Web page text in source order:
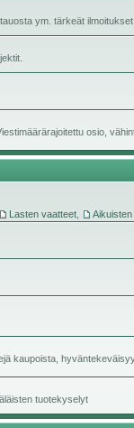
ym. tärkeät ilmoitukset
osio,
Lasten vaatteet
kaupoista,
tuotekyselyt